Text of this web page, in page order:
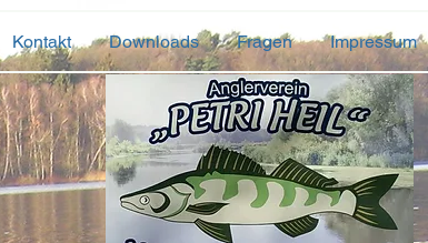
Kontakt Downloads Fragen Impressum